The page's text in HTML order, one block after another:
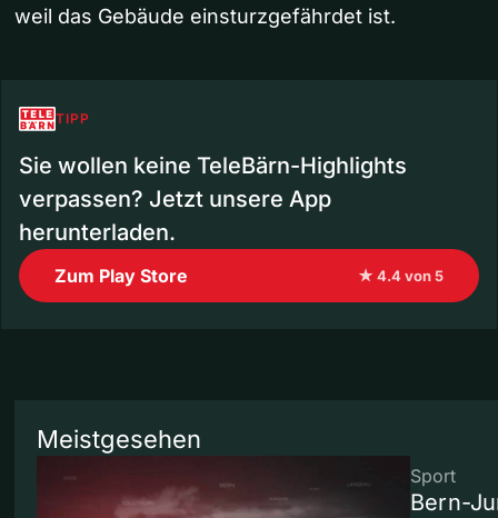
weil das Gebäude einsturzgefährdet ist.
TIPP
Sie wollen keine TeleBärn-Highlights
verpassen? Jetzt unsere App
herunterladen.
Zum Play Store ★ 4.4 von 5
Meistgesehen
Sport
Bern-